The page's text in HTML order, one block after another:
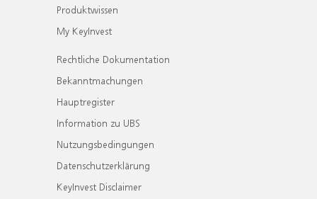
Produktwissen
My KeyInvest
Rechtliche Dokumentation
Bekanntmachungen
Hauptregister
Information zu UBS
Nutzungsbedingungen
Datenschutzerklärung
KeyInvest Disclaimer